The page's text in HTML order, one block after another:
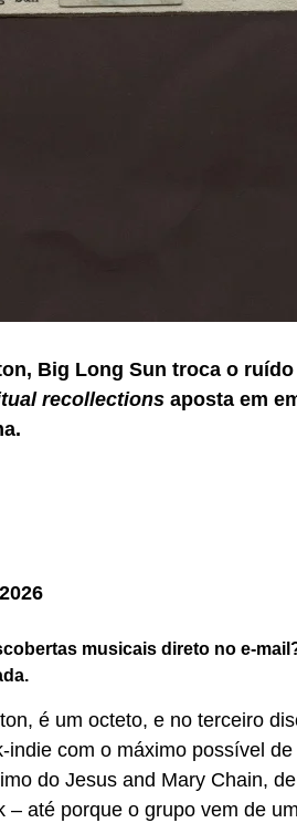
Big Long Sun troca o
recollections aposta em
musicais direto no e-
é um octeto, e no terceiro
indie com o máximo possível
do Jesus and Mary Chain,
– até porque o grupo vem de